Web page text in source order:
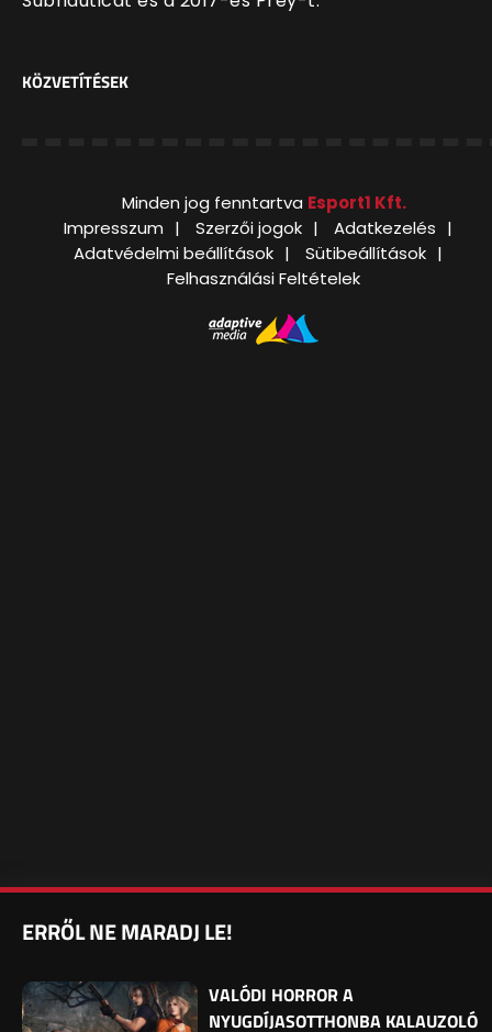
KÖZVETÍTÉSEK
Minden jog fenntartva Esport1 Kft.
Impresszum
Szerzői jogok
Adatkezelés
Adatvédelmi beállítások
Sütibeállítások
Felhasználási Feltételek
ERRŐL NE MARADJ LE!
VALÓDI HORROR A
NYUGDÍJASOTTHONBA KALAUZOLÓ